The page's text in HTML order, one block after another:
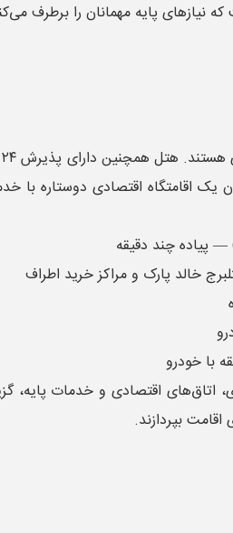
نیازهای پایه مهمانان را برطرف
اتاق‌های اقتصادی و خدمات پایه،
بپردازند.